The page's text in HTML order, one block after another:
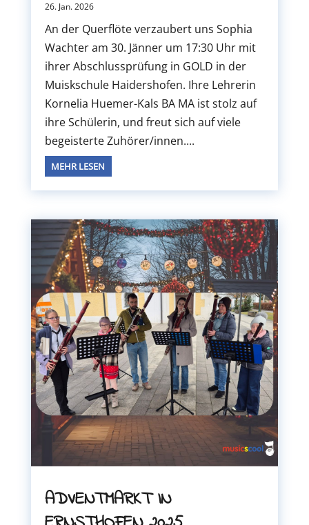
26. Jan. 2026
An der Querflöte verzaubert uns Sophia
Wachter am 30. Jänner um 17:30 Uhr mit
ihrer Abschlussprüfung in GOLD in der
Muiskschule Haidershofen. Ihre Lehrerin
Kornelia Huemer-Kals BA MA ist stolz auf
ihre Schülerin, und freut sich auf viele
begeisterte Zuhörer/innen....
MEHR LESEN
ADVENTMARKT IN